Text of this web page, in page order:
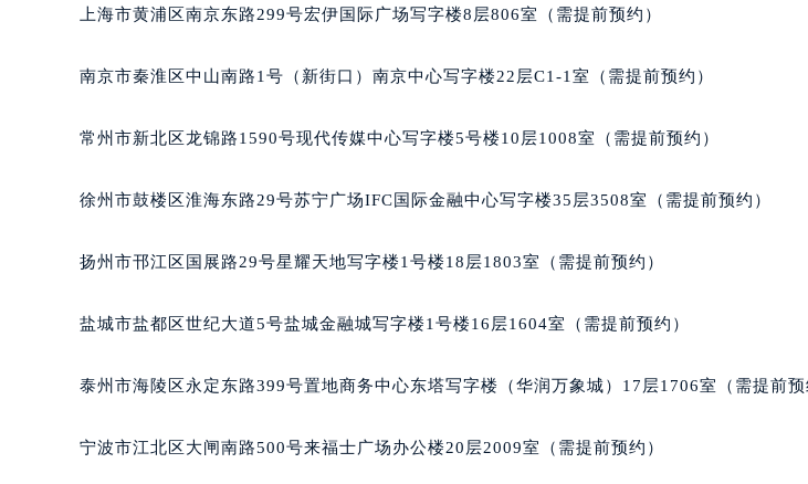
内蒙古自治区呼和浩特市玉泉区大学西街70号华润万象城写字楼（鄂尔多斯
重庆市解放碑渝中区民权路28号英利国际金融中心写字楼20层01室（需提前预
黑龙江省鹤岗市向阳区红军路法穆兰售后服务中心（需提前预约）
黑龙江省鸡西市鸡冠区红军路法穆兰售后服务中心（需提前预约）
黑龙江省牡丹江市东安区太平路法穆兰售后服务中心（需提前预约）
黑龙江省齐齐哈尔市龙沙区龙华路法穆兰售后服务中心（需提前预约）
黑龙江省绥化市北林区新华街与康庄路交叉口法穆兰售后服务中心（需提前预
吉林省白城市洮北区明仁南街法穆兰售后服务中心（需提前预约）
上海市黄浦区南京东路299号宏伊国际广场写字楼8层806室（需提前预约）
南京市秦淮区中山南路1号（新街口）南京中心写字楼22层C1-1室（需提前预约）
常州市新北区龙锦路1590号现代传媒中心写字楼5号楼10层1008室（需提前预约）
徐州市鼓楼区淮海东路29号苏宁广场IFC国际金融中心写字楼35层3508室（需提前预约）
扬州市邗江区国展路29号星耀天地写字楼1号楼18层1803室（需提前预约）
盐城市盐都区世纪大道5号盐城金融城写字楼1号楼16层1604室（需提前预约）
泰州市海陵区永定东路399号置地商务中心东塔写字楼（华润万象城）17层1706室（需提前预
宁波市江北区大闸南路500号来福士广场办公楼20层2009室（需提前预约）